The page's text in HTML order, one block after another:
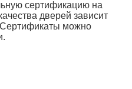
сертификацию на
дверей зависит
Сертификаты можно